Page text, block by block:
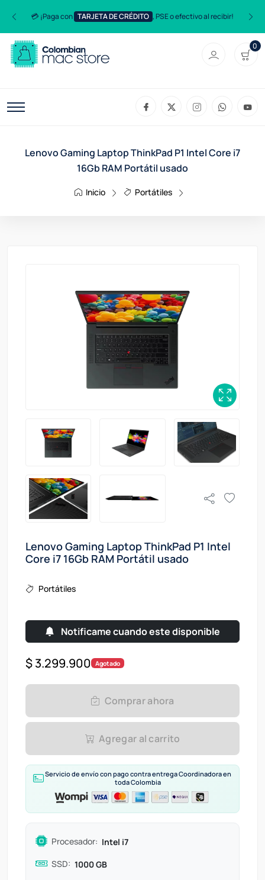
💳 ¡Paga con TARJETA DE CRÉDITO , PSE o efectivo al recibir!
0
Lenovo Gaming Laptop ThinkPad P1 Intel Core i7
16Gb RAM Portátil usado
Inicio Portátiles
Lenovo Gaming Laptop ThinkPad P1 Intel
Core i7 16Gb RAM Portátil usado
Portátiles
Notificame cuando este disponible
$ 3.299.900 Agotado
Comprar ahora
Agregar al carrito
Servicio de envío con pago contra entrega Coordinadora en
toda Colombia
Procesador: Intel i7
SSD: 1000 GB